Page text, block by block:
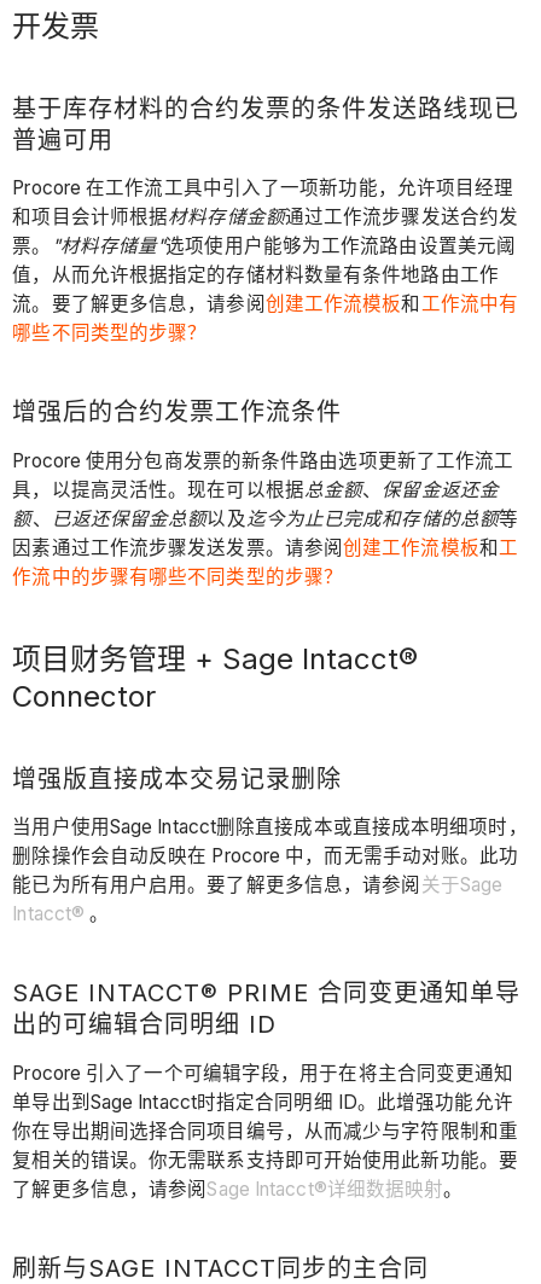
开发票
基于库存材料的合约发票的条件发送路线现已
普遍可用
Procore 在工作流工具中引入了一项新功能，允许项目经理
和项目会计师根据材料存储金额通过工作流步骤发送合约发
票。
"材料存储量"选项使用户能够为工作流路由设置美元阈
值，从而允许根据指定的存储材料数量有条件地路由工作
流。要了解更多信息，请参阅 创建工作流模板和 工作流中有
哪些不同类型的步骤？
增强后的合约发票工作流条件
Procore 使用分包商发票的新条件路由选项更新了工作流工
具，以提高灵活性。现在可以根据总金额、 保留金返还金
额、 已返还保留金总额以及 迄今为止已完成和存储的总额等
因素通过工作流步骤发送发票。请参阅创建工作流模板和工
作流中的步骤有哪些不同类型的步骤？
项目财务管理 + Sage Intacct®
Connector
增强版直接成本交易记录删除
当用户使用Sage Intacct删除直接成本或直接成本明细项时，
删除操作会自动反映在 Procore 中，而无需手动对账。此功
能已为所有用户启用。要了解更多信息，请参阅 关于Sage
Intacct® 。
SAGE INTACCT® PRIME 合同变更通知单导
出的可编辑合同明细 ID
Procore 引入了一个可编辑字段，用于在将主合同变更通知
单导出到Sage Intacct时指定合同明细 ID。此增强功能允许
你在导出期间选择合同项目编号，从而减少与字符限制和重
复相关的错误。你无需联系支持即可开始使用此新功能。要
了解更多信息，请参阅Sage Intacct®详细数据映射。
刷新与SAGE INTACCT同步的主合同